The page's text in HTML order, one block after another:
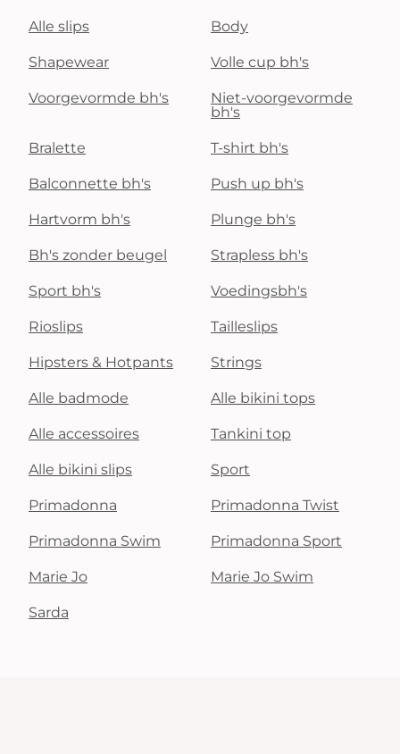
Alle slips Body
Shapewear Volle cup bh's
Voorgevormde bh's
Niet-voorgevormde
bh's
Bralette T-shirt bh's
Balconnette bh's Push up bh's
Hartvorm bh's Plunge bh's
Bh's zonder beugel Strapless bh's
Sport bh's Voedingsbh's
Rioslips Tailleslips
Hipsters & Hotpants Strings
Alle badmode Alle bikini tops
Alle accessoires Tankini top
Alle bikini slips Sport
Primadonna Primadonna Twist
Primadonna Swim Primadonna Sport
Marie Jo Marie Jo Swim
Sarda